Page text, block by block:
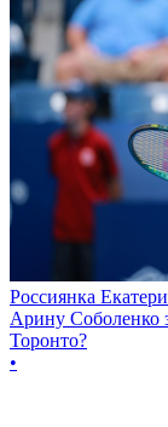
Россиянка
Арину Соболенко
Торонто?
•